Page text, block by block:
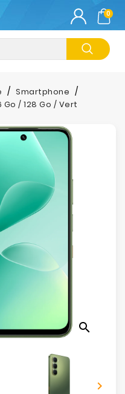
0
Smartphone
/ 128 Go / Vert
search
